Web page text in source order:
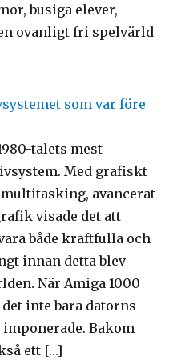
busiga elever,
ovanligt fri spelvärld
som var före
talets mest
Med grafiskt
avancerat
visade det att
både kraftfulla och
innan detta blev
När Amiga 1000
det inte bara datorns
Bakom
ett […]